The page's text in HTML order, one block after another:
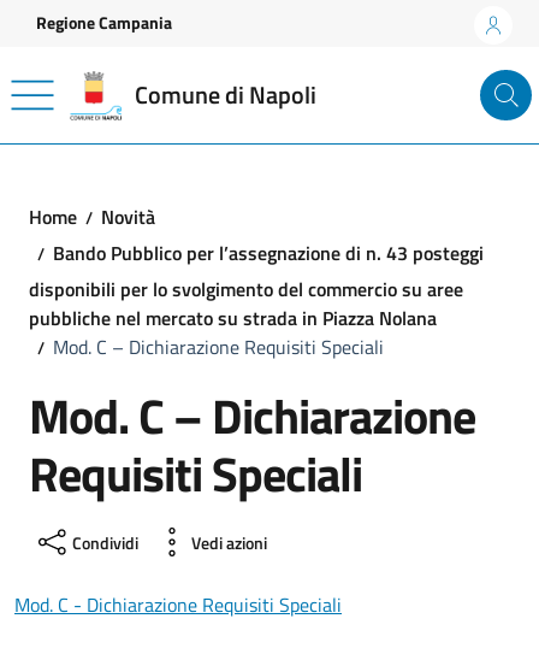
Vai ai contenuti
Vai al footer
Regione Campania
Comune di Napoli
Home
Novità
Bando Pubblico per l’assegnazione di n. 43 posteggi
disponibili per lo svolgimento del commercio su aree
pubbliche nel mercato su strada in Piazza Nolana
Mod. C – Dichiarazione Requisiti Speciali
Mod. C – Dichiarazione
Requisiti Speciali
Condividi Vedi azioni
Mod. C - Dichiarazione Requisiti Speciali